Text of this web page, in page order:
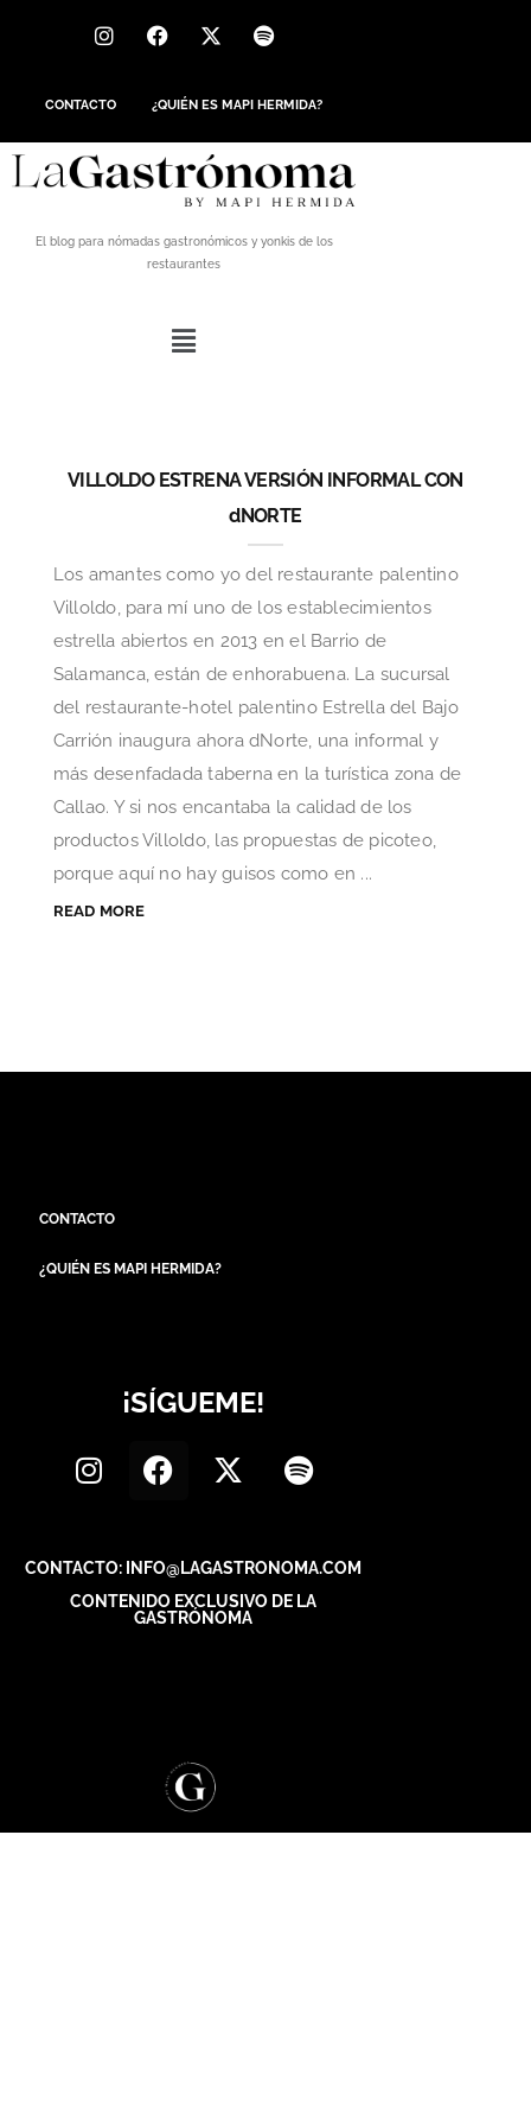
CONTACTO ¿QUIÉN ES MAPI HERMIDA?
El blog para nómadas gastronómicos y yonkis de los
restaurantes
VILLOLDO ESTRENA VERSIÓN INFORMAL CON
dNORTE
Los amantes como yo del restaurante palentino
Villoldo, para mí uno de los establecimientos
estrella abiertos en 2013 en el Barrio de
Salamanca, están de enhorabuena. La sucursal
del restaurante-hotel palentino Estrella del Bajo
Carrión inaugura ahora dNorte, una informal y
más desenfadada taberna en la turística zona de
Callao. Y si nos encantaba la calidad de los
productos Villoldo, las propuestas de picoteo,
porque aquí no hay guisos como en ...
READ MORE
CONTACTO
¿QUIÉN ES MAPI HERMIDA?
¡SÍGUEME!
CONTACTO: INFO@LAGASTRONOMA.COM
CONTENIDO EXCLUSIVO DE LA
GASTRÓNOMA